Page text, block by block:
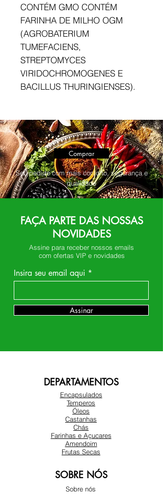
CONTÉM GMO CONTÉM
FARINHA DE MILHO OGM
(AGROBATERIUM
TUMEFACIENS,
STREPTOMYCES
VIRIDOCHROMOGENES E
BACILLUS THURINGIENSES).
Comprar
Seu pedido com mais conforto, segurança e
qualidade
FAÇA PARTE DAS NOSSAS
NOVIDADES
Assine para receber nossos emails
com ofertas VIP e novidades
Insira seu email aqui
Assinar
DEPARTAMENTOS
Encapsulados
Temperos
Óleos
Castanhas
Chás
Farinhas e Açucares
Amendoim
Frutas Secas
SOBRE NÓS
Sobre nós